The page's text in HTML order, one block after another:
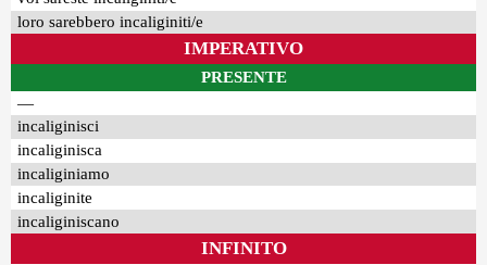
loro sarebbero incaliginiti/e
IMPERATIVO
PRESENTE
—
incaliginisci
incaliginisca
incaliginiamo
incaliginite
incaliginiscano
INFINITO